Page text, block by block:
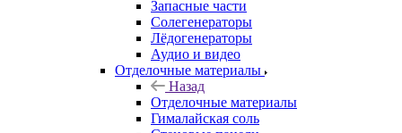
Запасные части
Солегенераторы
Лёдогенераторы
Аудио и видео
Отделочные материалы
Назад
Отделочные материалы
Гималайская соль